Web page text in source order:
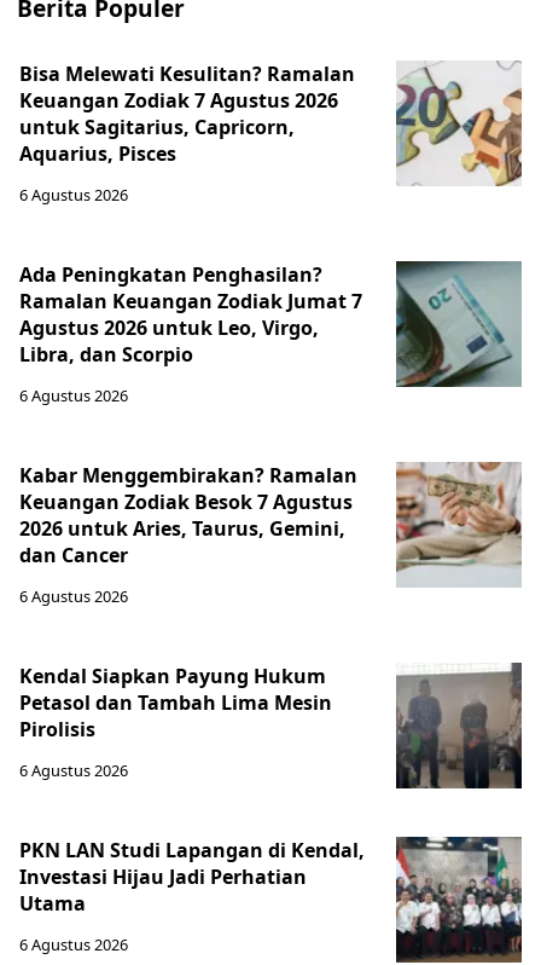
Berita Populer
Bisa Melewati Kesulitan? Ramalan
Keuangan Zodiak 7 Agustus 2026
untuk Sagitarius, Capricorn,
Aquarius, Pisces
6 Agustus 2026
Ada Peningkatan Penghasilan?
Ramalan Keuangan Zodiak Jumat 7
Agustus 2026 untuk Leo, Virgo,
Libra, dan Scorpio
6 Agustus 2026
Kabar Menggembirakan? Ramalan
Keuangan Zodiak Besok 7 Agustus
2026 untuk Aries, Taurus, Gemini,
dan Cancer
6 Agustus 2026
Kendal Siapkan Payung Hukum
Petasol dan Tambah Lima Mesin
Pirolisis
6 Agustus 2026
PKN LAN Studi Lapangan di Kendal,
Investasi Hijau Jadi Perhatian
Utama
6 Agustus 2026